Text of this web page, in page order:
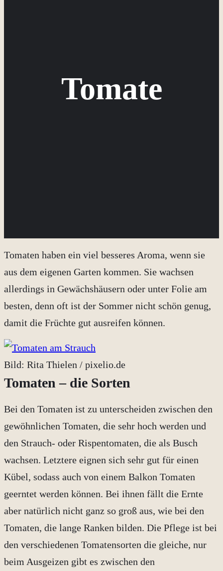
Tomate
Tomaten haben ein viel besseres Aroma, wenn sie
aus dem eigenen Garten kommen. Sie wachsen
allerdings in Gewächshäusern oder unter Folie am
besten, denn oft ist der Sommer nicht schön genug,
damit die Früchte gut ausreifen können.
Bild: Rita Thielen / pixelio.de
Tomaten – die Sorten
Bei den Tomaten ist zu unterscheiden zwischen den
gewöhnlichen Tomaten, die sehr hoch werden und
den Strauch- oder Rispentomaten, die als Busch
wachsen. Letztere eignen sich sehr gut für einen
Kübel, sodass auch von einem Balkon Tomaten
geerntet werden können. Bei ihnen fällt die Ernte
aber natürlich nicht ganz so groß aus, wie bei den
Tomaten, die lange Ranken bilden. Die Pflege ist bei
den verschiedenen Tomatensorten die gleiche, nur
beim Ausgeizen gibt es zwischen den